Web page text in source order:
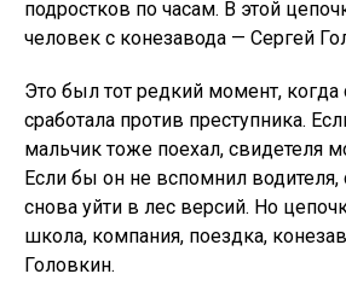
подростков по часам. В этой
человек с конезавода — Сергей
Это был тот редкий момент, когда
сработала против преступника.
мальчик тоже поехал, свидетеля
Если бы он не вспомнил
снова уйти в лес версий. Но
школа, компания, поездка,
Головкин.